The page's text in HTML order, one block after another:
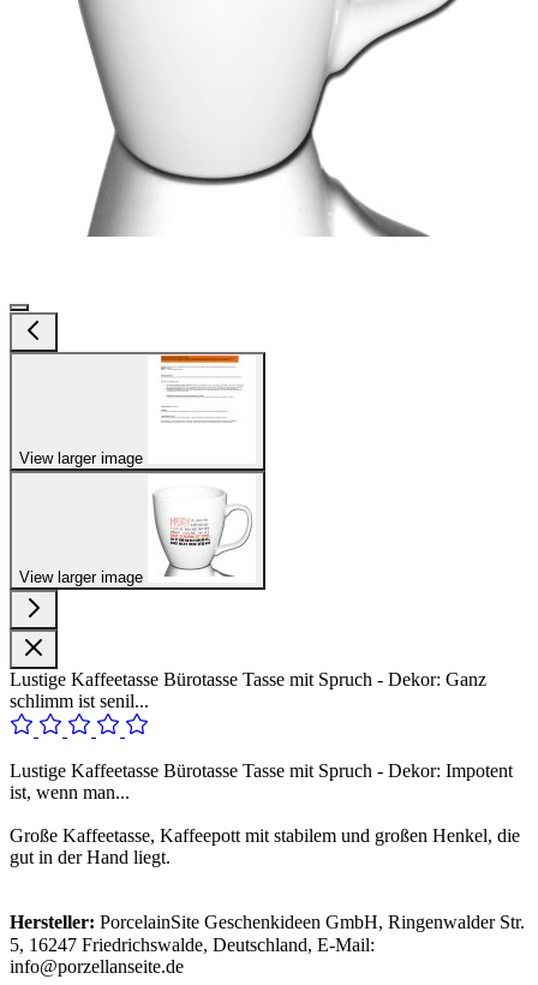
View larger image
View larger image
Lustige Kaffeetasse Bürotasse Tasse mit Spruch - Dekor: Ganz
schlimm ist senil...
Lustige Kaffeetasse Bürotasse Tasse mit Spruch - Dekor: Impotent
ist, wenn man...
Große Kaffeetasse, Kaffeepott mit stabilem und großen Henkel, die
gut in der Hand liegt.
Hersteller: PorcelainSite Geschenkideen GmbH, Ringenwalder Str.
5, 16247 Friedrichswalde, Deutschland, E-Mail:
info@porzellanseite.de